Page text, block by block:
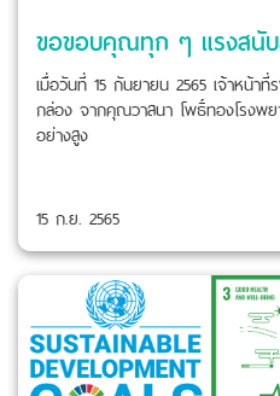
ขอขอบคุณทุก ๆ แรงสนั
เมื่อวันที่ 15 กันยายน 2565 เจ้าหน้า
กล่อง จากคุณวาสนา โพธิ์ทองโรงพ
อย่างสูง
15 ก.ย. 2565